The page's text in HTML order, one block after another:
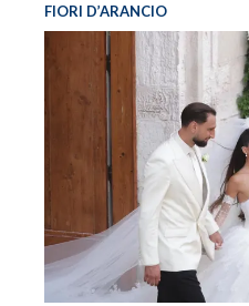
FIORI D’ARANCIO